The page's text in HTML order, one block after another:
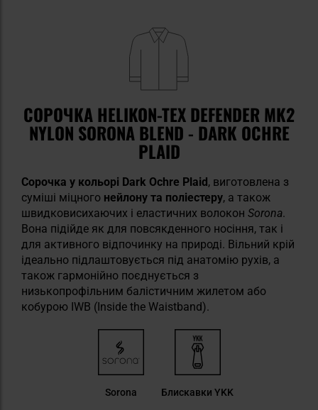
СОРОЧКА HELIKON-TEX DEFENDER MK2
NYLON SORONA BLEND - DARK OCHRE
PLAID
Сорочка у кольорі Dark Ochre Plaid, виготовлена з
суміші міцного нейлону та поліестеру, а також
швидковисихаючих і еластичних волокон Sorona.
Вона підійде як для повсякденного носіння, так і
для активного відпочинку на природі. Вільний крій
ідеально підлаштовується під анатомію рухів, а
також гармонійно поєднується з
низькопрофільним балістичним жилетом або
кобурою IWB (Inside the Waistband).
Sorona Блискавки YKK